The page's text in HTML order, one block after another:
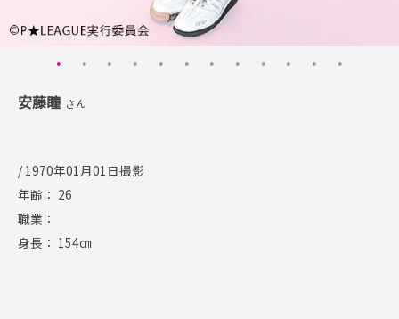
安藤瞳 さん
/ 1970年01月01日撮影
年齢： 26
職業：
身長： 154㎝